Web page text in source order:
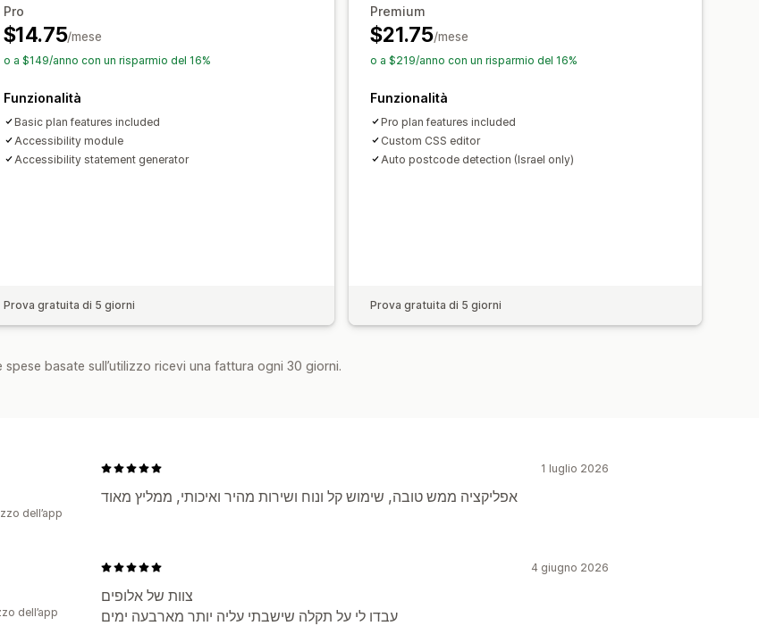
Pro
$14.75/mese
o a $149/anno con un risparmio del 16%
Funzionalità
Basic plan features included
Accessibility module
Accessibility statement generator
Prova gratuita di 5 giorni
Premium
$21.75/mese
o a $219/anno con un risparmio del 16%
Funzionalità
Pro plan features included
Custom CSS editor
Auto postcode detection (Israel only)
Prova gratuita di 5 giorni
basate sull’utilizzo ricevi una fattura ogni 30 giorni.
1 luglio 2026
אפליקציה ממש טובה, שימוש קל ונוח ושירות מהיר ואיכותי, ממליץ מאוד
dell’app
4 giugno 2026
צוות של אלופים
עבדו לי על תקלה שישבתי עליה יותר מארבעה ימים
dell’app